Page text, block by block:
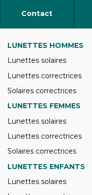
Contact
LUNETTES HOMMES
Lunettes solaires
Lunettes correctrices
Solaires correctrices
LUNETTES FEMMES
Lunettes solaires
Lunettes correctrices
Solaires correctrices
LUNETTES ENFANTS
Lunettes solaires